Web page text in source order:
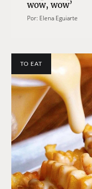
wow, wow’
Por: Elena Eguiarte
TO EAT